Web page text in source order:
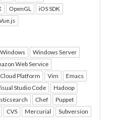
OpenGL
iOS SDK
Windows
Windows Server
Web Service
Platform Vim
Emacs
Studio Code
Hadoop
Chef
Puppet
CVS Mercurial Subversion